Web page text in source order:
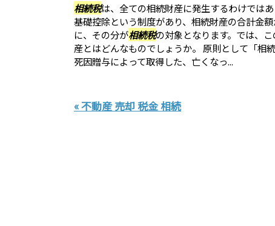
相続税は、全ての相続財産に発生するわけではあ
基礎控除という制度があり、相続財産の合計金
に、その分が相続税の対象となります。では、こ
産とはどんなものでしょうか。 原則として「相
死因贈与によって取得した、亡くなっ...
« 不動産 売却 税金 相続